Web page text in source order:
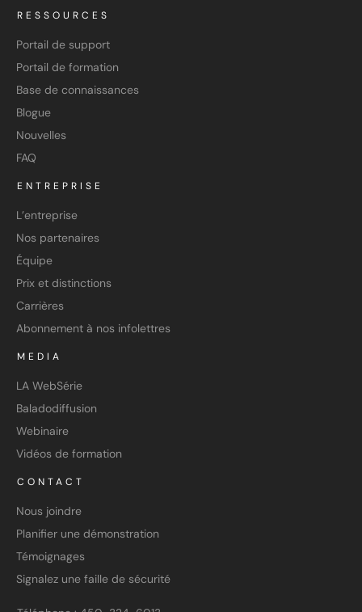
RESSOURCES
Portail de support
Portail de formation
Base de connaissances
Blogue
Nouvelles
FAQ
ENTREPRISE
L’entreprise
Nos partenaires
Équipe
Prix et distinctions
Carrières
Abonnement à nos infolettres
MEDIA
LA WebSérie
Baladodiffusion
Webinaire
Vidéos de formation
CONTACT
Nous joindre
Planifier une démonstration
Témoignages
Signalez une faille de sécurité